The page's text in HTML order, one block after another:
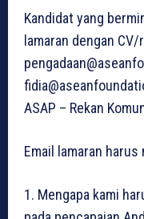
Kandidat yang
lamaran dengan
ASAP – Rekan
Email lamaran
1. Mengapa kami